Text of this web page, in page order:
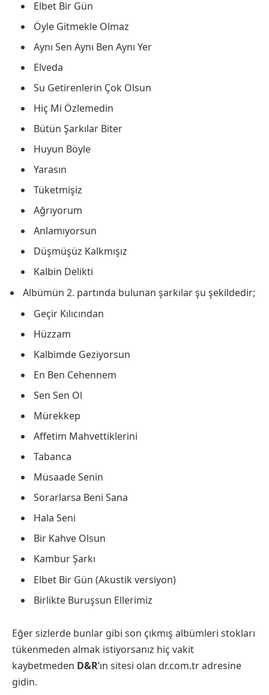
Elbet Bir Gün
Öyle Gitmekle Olmaz
Aynı Sen Aynı Ben Aynı Yer
Elveda
Su Getirenlerin Çok Olsun
Hiç Mi Özlemedin
Bütün Şarkılar Biter
Huyun Böyle
Yarasın
Tüketmişiz
Ağrıyorum
Anlamıyorsun
Düşmüşüz Kalkmışız
Kalbin Delikti
Albümün 2. partında bulunan şarkılar şu şekildedir;
Geçir Kılıcından
Hüzzam
Kalbimde Geziyorsun
En Ben Cehennem
Sen Sen Ol
Mürekkep
Affetim Mahvettiklerini
Tabanca
Müsaade Senin
Sorarlarsa Beni Sana
Hala Seni
Bir Kahve Olsun
Kambur Şarkı
Elbet Bir Gün (Akustik versiyon)
Birlikte Buruşsun Ellerimiz
Eğer sizlerde bunlar gibi son çıkmış albümleri stokları
tükenmeden almak istiyorsanız hiç vakit
kaybetmeden D&R’ın sitesi olan dr.com.tr adresine
gidin.